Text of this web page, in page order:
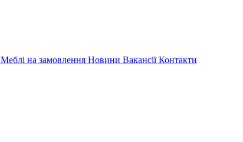
Меблі на замовлення Новини Вакансії Контакти